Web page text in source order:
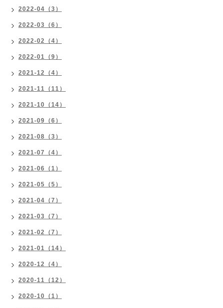
2022-04（3）
2022-03（6）
2022-02（4）
2022-01（9）
2021-12（4）
2021-11（11）
2021-10（14）
2021-09（6）
2021-08（3）
2021-07（4）
2021-06（1）
2021-05（5）
2021-04（7）
2021-03（7）
2021-02（7）
2021-01（14）
2020-12（4）
2020-11（12）
2020-10（1）